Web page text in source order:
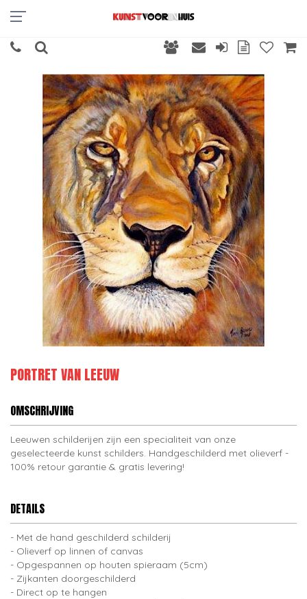
PORTRET VAN LEEUW
OMSCHRIJVING
Leeuwen schilderijen zijn een specialiteit van onze
geselecteerde kunst schilders. Handgeschilderd met olieverf -
100% retour garantie & gratis levering!
DETAILS
Met de hand geschilderd schilderij
Olieverf op linnen of canvas
Opgespannen op houten spieraam (5cm)
Zijkanten doorgeschilderd
Direct op te hangen